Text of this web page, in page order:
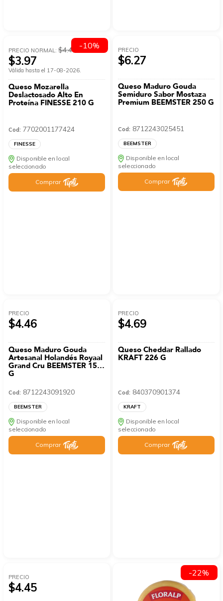
PRECIO NORMAL:$4.41
$3.97
Válida hasta el 17-08-2026.
Queso Mozarella
Deslactosado Alto En
Proteína FINESSE 210 G
Cod: 7702001177424
FINESSE
Disponible en local
seleccionado
Comprar
-10% PRECIO
$6.27
Queso Maduro Gouda
Semiduro Sabor Mostaza
Premium BEEMSTER 250 G
Cod: 8712243025451
BEEMSTER
Disponible en local
seleccionado
Comprar
PRECIO
$4.46
Queso Maduro Gouda
Artesanal Holandés Royaal
Grand Cru BEEMSTER 150
G
Cod: 8712243091920
BEEMSTER
Disponible en local
seleccionado
Comprar
PRECIO
$4.69
Queso Cheddar Rallado
KRAFT 226 G
Cod: 840370901374
KRAFT
Disponible en local
seleccionado
Comprar
PRECIO
$4.45
-22%